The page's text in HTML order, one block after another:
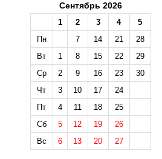
Сентябрь 2026
1 2 3 4
5
Пн
7 14 21
28
Вт
1 8 15 22
29
Ср
2 9 16 23
30
Чт
3 10 17
24
Пт
4 11 18
25
Сб
5 12 19
26
Вс
6 13 20 27